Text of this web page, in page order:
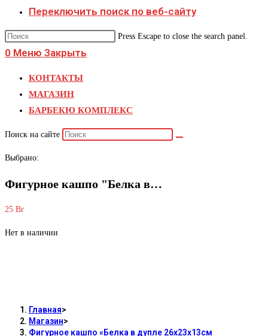
Переключить поиск по веб-сайту
Press Escape to close the search panel.
0 Меню Закрыть
КОНТАКТЫ
МАГАЗИН
БАРБЕКЮ КОМПЛЕКС
Поиск на сайте
Выбрано:
Фигурное кашпо "Белка в…
25 Br
Нет в наличии
Главная>
Магазин>
Фигурное кашпо «Белка в дупле 26х23х13см